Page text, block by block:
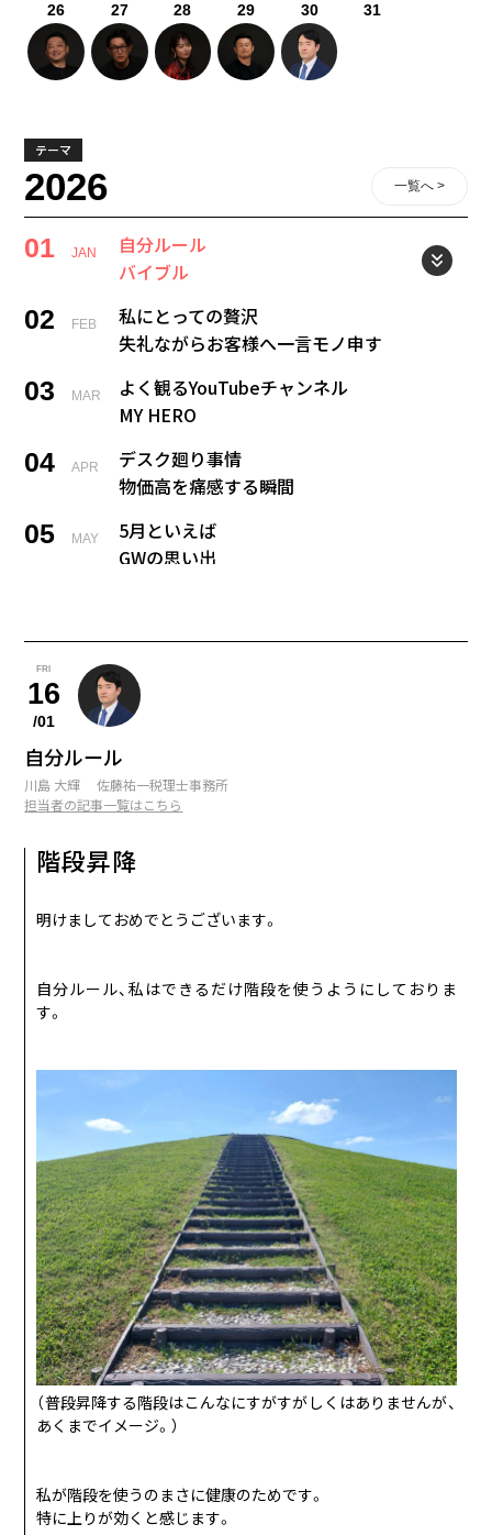
26 27 28 29 30 31
テーマ
2026 一覧へ >
01 JAN
自分ルール
バイブル
02 FEB
私にとっての贅沢
失礼ながらお客様へ一言モノ申す
03 MAR
よく観るYouTubeチャンネル
MY HERO
04 APR
デスク廻り事情
物価高を痛感する瞬間
05 MAY
5月といえば
GWの思い出
07 JUL
今夢中になっていること
宝くじ当たった、、、何する？
08 AUG
09 SEP Coming soon...
10
12 Coming soon...
FRI
16
/01
自分ルール
川島 大輝 佐藤祐一税理士事務所
担当者の記事一覧はこちら
階段昇降
明けましておめでとうございます。
自分ルール、私はできるだけ階段を使うようにしておりま
す。
（普段昇降する階段はこんなにすがすがしくはありませんが、
あくまでイメージ。）
私が階段を使うのまさに健康のためです。
特に上りが効くと感じます。